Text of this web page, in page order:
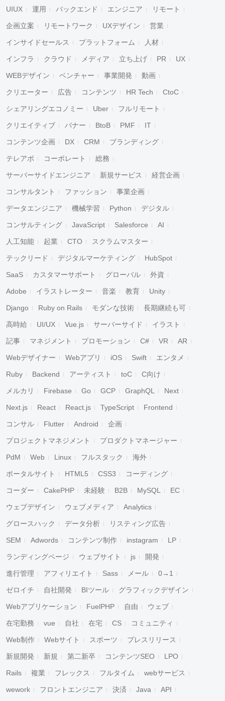
UIUX 運用 バックエンド エンジニア リモート
企画立案 リモートワーク UXデザイン 営業
インサイドセールス プラットフォーム 人材
インフラ クラウド メディア 立ち上げ PR UX
WEBデザイン ベンチャー 事業開発 動画
クリエーター 広告 コンテンツ HR Tech CtoC
シェアリングエコノミー Uber フルリモート
クリエイティブ バナー BtoB PMF IT
コンテンツ企画 DX CRM ブランディング
テレアポ コーポレート 総務
サーバーサイドエンジニア 新規サービス 経営企画
コンサルタント ファッション 事業企画
データエンジニア 機械学習 Python デジタル
コンサルティング JavaScript Salesforce AI
人工知能 起業 CTO スクラムマスター
テックリード デジタルマーケティング HubSpot
SaaS カスタマーサポート グローバル 外資
Adobe イラストレーター 音楽 教育 Unity
Django Ruby on Rails モダンな技術 長期継続も可
高時給 UI/UX Vue.js サーバーサイド イラスト
記事 マネジメント プロモーション C# VR AR
Webデザイナー Webアプリ iOS Swift エンタメ
Ruby Backend アーティスト toC C向け
メルカリ Firebase Go GCP GraphQL Next
Next.js React React.js TypeScript Frontend
コンサル Flutter Android 企画
プロジェクトマネジメント プロダクトマネージャー
PdM Web Linux フルスタック 海外
ポータルサイト HTML5 CSS3 コーディング
コーダー CakePHP 未経験 B2B MySQL EC
ウェブデザイン ウェブメディア Analytics
グロースハック データ分析 リスティング広告
SEM Adwords コンテンツ制作 instagram LP
ランディングページ ウェブサイト js 開発
進行管理 アフィリエイト Sass メール 0→1
ゼロイチ 自社開発 BIツール グラフィックデザイン
Webアプリケーション FuelPHP 自由 ウェブ
在宅勤務 vue 自社 在宅 CS コミュニティ
Web制作 Webサイト スポーツ プレスリリース
新規開発 新規 第二新卒 コンテンツSEO LPO
Rails 複業 フレックス フルタイム webサービス
wework フロントエンジニア 決済 Java API